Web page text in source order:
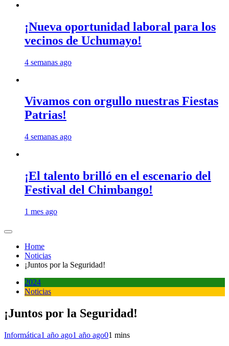
¡Nueva oportunidad laboral para los
vecinos de Uchumayo!
4 semanas ago
Vivamos con orgullo nuestras Fiestas
Patrias!
4 semanas ago
¡El talento brilló en el escenario del
Festival del Chimbango!
1 mes ago
Home
Noticias
¡Juntos por la Seguridad!
2024
Noticias
¡Juntos por la Seguridad!
Informática1 año ago1 año ago01 mins